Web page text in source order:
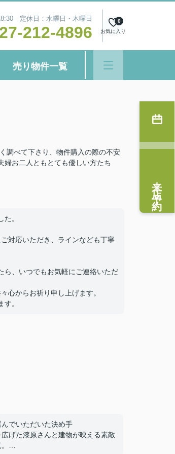
定休日：水曜日・木曜日
212-4896 お気に入り
0
売り物件一覧
調べて下さり、物件購入の際の不安
婦お二人ともとても優しい方たち
。
対応いただき、ラインなども丁寧
ら、いつでもお気軽にご連絡いただ
心からお祈り申し上げます。
。
でいただいた決め手
げた漆原さんと建物が映える素敵
来店予約